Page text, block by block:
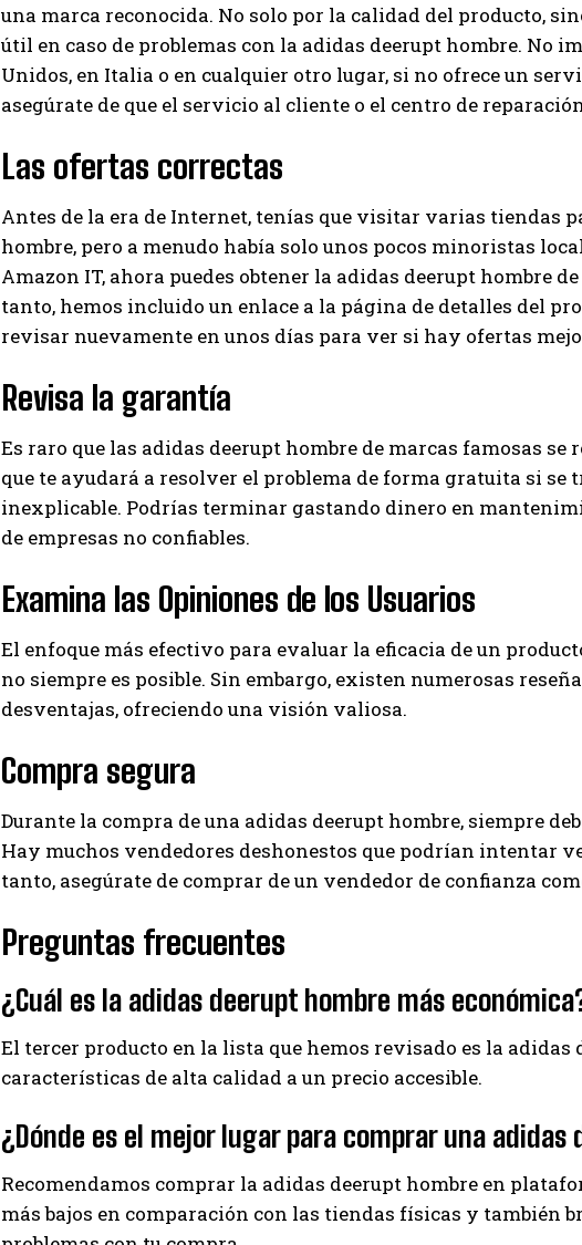
una marca reconocida. No solo por la calidad del producto,
útil en caso de problemas con la adidas deerupt hombre. No
Unidos, en Italia o en cualquier otro lugar, si no ofrece un
asegúrate de que el servicio al cliente o el centro de
Las ofertas correctas
Antes de la era de Internet, tenías que visitar varias tiendas
hombre, pero a menudo había solo unos pocos minoristas
Amazon IT, ahora puedes obtener la adidas deerupt hombre
tanto, hemos incluido un enlace a la página de detalles del
revisar nuevamente en unos días para ver si hay ofertas
Revisa la garantía
Es raro que las adidas deerupt hombre de marcas famosas se
que te ayudará a resolver el problema de forma gratuita si
inexplicable. Podrías terminar gastando dinero en
de empresas no confiables.
Examina las Opiniones de los Usuarios
El enfoque más efectivo para evaluar la eficacia de un
no siempre es posible. Sin embargo, existen numerosas
desventajas, ofreciendo una visión valiosa.
Compra segura
Durante la compra de una adidas deerupt hombre, siempre
Hay muchos vendedores deshonestos que podrían intentar
tanto, asegúrate de comprar de un vendedor de confianza
Preguntas frecuentes
¿Cuál es la adidas deerupt hombre más
El tercer producto en la lista que hemos revisado es la adidas
características de alta calidad a un precio accesible.
¿Dónde es el mejor lugar para comprar una adidas
Recomendamos comprar la adidas deerupt hombre en
más bajos en comparación con las tiendas físicas y también